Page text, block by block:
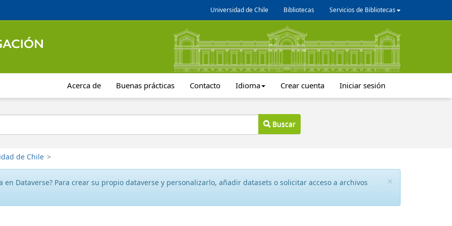
Universidad de Chile Bibliotecas Servicios de Bibliotecas
Acerca de Buenas prácticas Contacto Idioma Crear cuenta Iniciar sesión
Buscar
de Chile >
×
en Dataverse? Para crear su propio dataverse y personalizarlo, añadir datasets o solicitar acceso a archivos